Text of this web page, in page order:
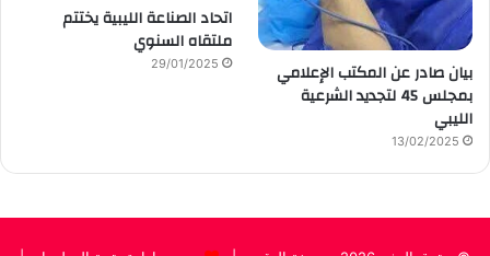
بيان صادر عن المكتب الإعلامي
بمجلس 45 لتجديد الشرعية
الليبي
13/02/2025
اتحاد الصناعة الليبية يختتم
ملتقاه السنوي
29/01/2025